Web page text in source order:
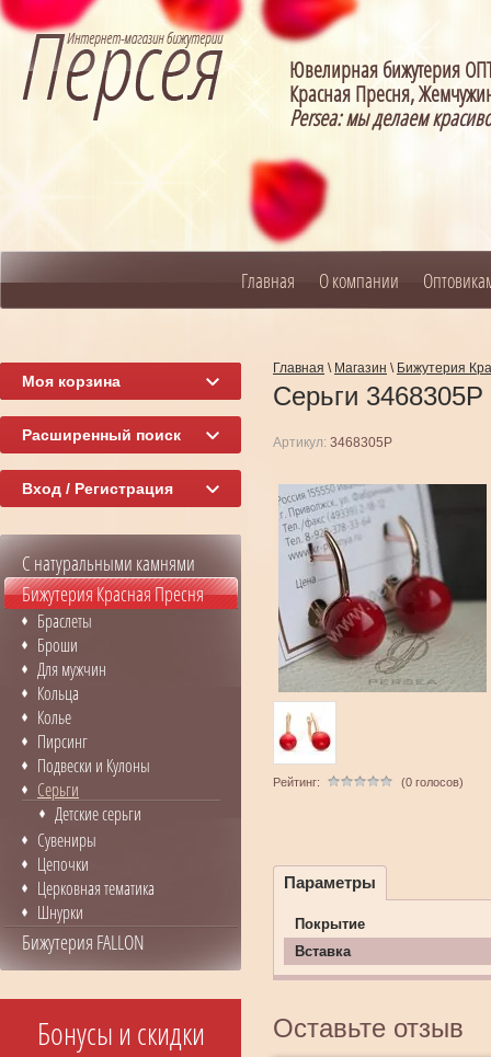
Ювелирная бижутерия
Красная Пресня,
Persea: мы делаем
Главная О компании
Главная \ Магазин \ Бижутерия
Серьги 3468305P
Артикул: 3468305P
Рейтинг: (0 голосов)
Параметры
Покрытие
Вставка
Оставьте отзыв
Моя корзина
Расширенный поиск
Вход / Регистрация
С натуральными камнями
Бижутерия Красная Пресня
Браслеты
Броши
Для мужчин
Кольца
Колье
Пирсинг
Подвески и Кулоны
Серьги
Детские серьги
Сувениры
Цепочки
Церковная тематика
Шнурки
Бижутерия FALLON
Бонусы и скидки